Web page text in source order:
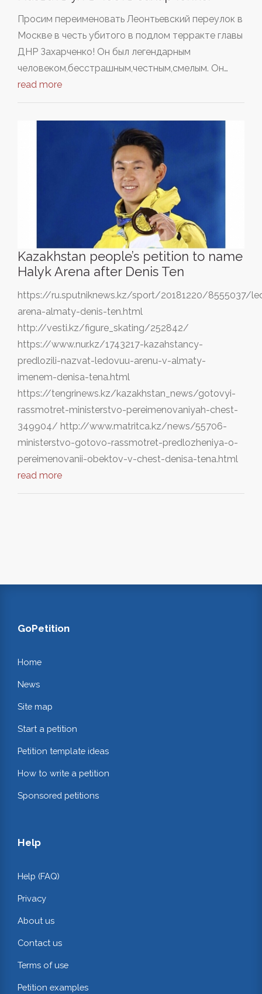
Просим переименовать Леонтьевский переулок в
Москве в честь убитого в подлом терракте главы
ДНР Захарченко! Он был легендарным
человеком,бесстрашным,честным,смелым. Он…
read more
Kazakhstan people’s petition to name
Halyk Arena after Denis Ten
https://ru.sputniknews.kz/sport/20181220/8555037/
arena-almaty-denis-ten.html
http://vesti.kz/figure_skating/252842/
https://www.nur.kz/1743217-kazahstancy-
predlozili-nazvat-ledovuu-arenu-v-almaty-
imenem-denisa-tena.html
https://tengrinews.kz/kazakhstan_news/gotovyi-
rassmotret-ministerstvo-pereimenovaniyah-chest-
349904/ http://www.matritca.kz/news/55706-
ministerstvo-gotovo-rassmotret-predlozheniya-o-
pereimenovanii-obektov-v-chest-denisa-tena.html
read more
GoPetition
Home
News
Site map
Start a petition
Petition template ideas
How to write a petition
Sponsored petitions
Help
Help (FAQ)
Privacy
About us
Contact us
Terms of use
Petition examples